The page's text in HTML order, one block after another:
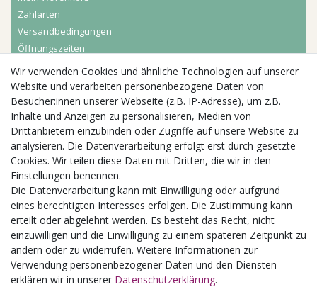
Zahlarten
Versandbedingungen
Öffnungszeiten
Aktuelles
Busgruppen
Kindergeburtstage
Kindergartenausflug
Schulklassenausflug
Zwillingsrabatt
Wir verwenden Cookies und ähnliche Technologien auf unserer
Website und verarbeiten personenbezogene Daten von
Besucher:innen unserer Webseite (z.B. IP-Adresse), um z.B.
Inhalte und Anzeigen zu personalisieren, Medien von
Drittanbietern einzubinden oder Zugriffe auf unsere Website zu
analysieren. Die Datenverarbeitung erfolgt erst durch gesetzte
Cookies. Wir teilen diese Daten mit Dritten, die wir in den
Einstellungen benennen.
Die Datenverarbeitung kann mit Einwilligung oder aufgrund
eines berechtigten Interesses erfolgen. Die Zustimmung kann
erteilt oder abgelehnt werden. Es besteht das Recht, nicht
einzuwilligen und die Einwilligung zu einem späteren Zeitpunkt zu
ändern oder zu widerrufen. Weitere Informationen zur
Verwendung personenbezogener Daten und den Diensten
erklären wir in unserer Daten­schutz­erklärung.